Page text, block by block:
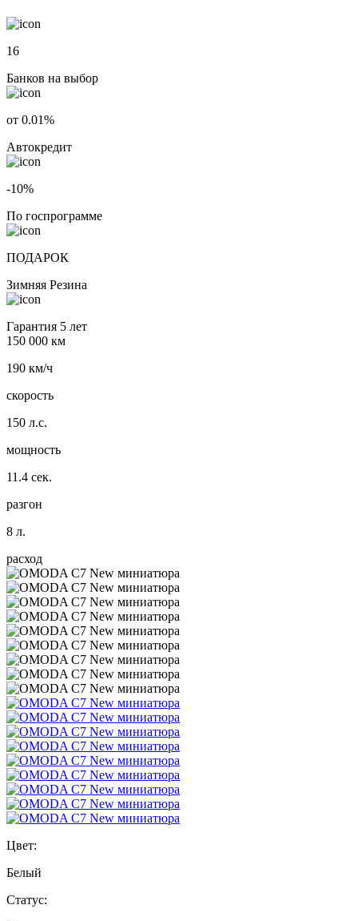
16
Банков на выбор
от 0.01%
Автокредит
-10%
По госпрограмме
ПОДАРОК
Зимняя Резина
Гарантия 5 лет
150 000 км
190 км/ч
скорость
150 л.с.
мощность
11.4 сек.
разгон
8 л.
расход
Цвет:
Белый
Статус: